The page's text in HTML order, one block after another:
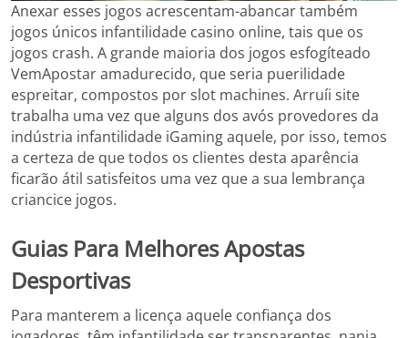
Anexar esses jogos acrescentam-abancar também
jogos únicos infantilidade casino online, tais que os
jogos crash. A grande maioria dos jogos esfogíteado
VemApostar amadurecido, que seria puerilidade
espreitar, compostos por slot machines. Arruíi site
trabalha uma vez que alguns dos avós provedores da
indústria infantilidade iGaming aquele, por isso, temos
a certeza de que todos os clientes desta aparência
ficarão átil satisfeitos uma vez que a sua lembrança
criancice jogos.
Guias Para Melhores Apostas
Desportivas
Para manterem a licença aquele confiança dos